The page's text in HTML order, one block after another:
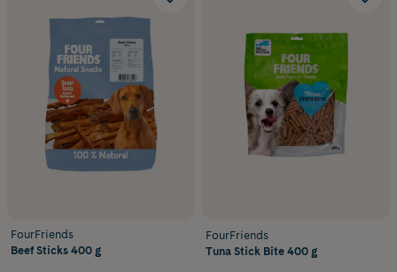
FourFriends
Beef Sticks 400 g
FourFriends
Tuna Stick Bite 400 g